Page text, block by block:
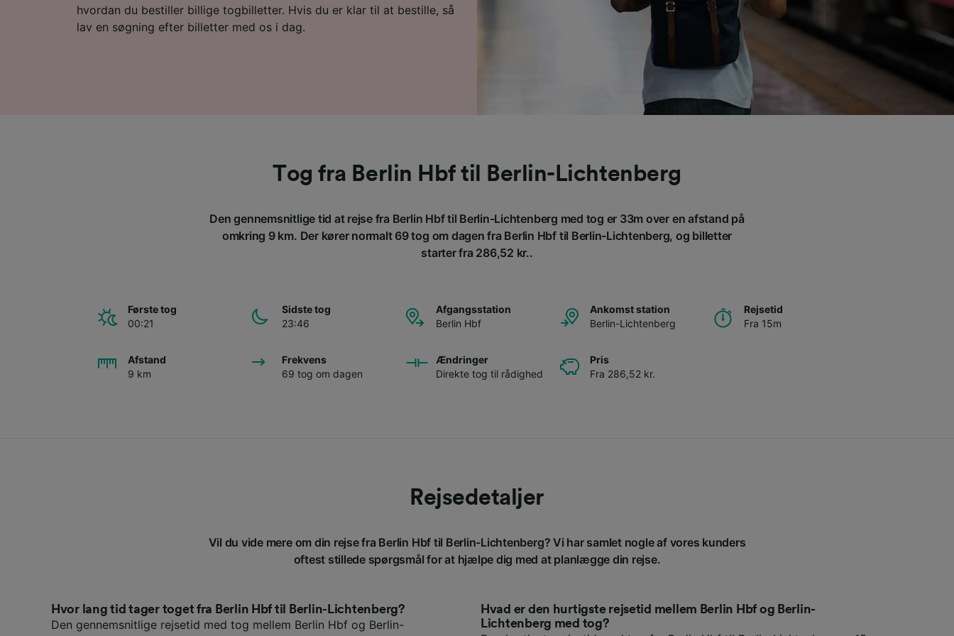
hvordan du bestiller billige togbilletter. Hvis du er klar til at bestille, så
lav en søgning efter billetter med os i dag.
Tog fra Berlin Hbf til Berlin-Lichtenberg
Den gennemsnitlige tid at rejse fra Berlin Hbf til Berlin-Lichtenberg med tog er 33m over en afstand på
omkring 9 km. Der kører normalt 69 tog om dagen fra Berlin Hbf til Berlin-Lichtenberg, og billetter
starter fra 286,52 kr..
Første tog
00:21
Sidste tog
23:46
Afgangsstation
Berlin Hbf
Ankomst station
Berlin-Lichtenberg
Rejsetid
Fra 15m
Afstand
9 km
Frekvens
69 tog om dagen
Ændringer
Direkte tog til rådighed
Pris
Fra 286,52 kr.
Rejsedetaljer
Vil du vide mere om din rejse fra Berlin Hbf til Berlin-Lichtenberg? Vi har samlet nogle af vores kunders
oftest stillede spørgsmål for at hjælpe dig med at planlægge din rejse.
Hvor lang tid tager toget fra Berlin Hbf til Berlin-Lichtenberg?
Den gennemsnitlige rejsetid med tog mellem Berlin Hbf og Berlin-
Hvad er den hurtigste rejsetid mellem Berlin Hbf og Berlin-
Lichtenberg med tog?